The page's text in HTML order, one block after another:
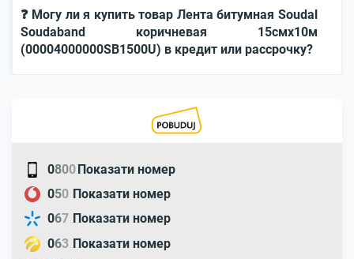
❓ Могу ли я купить товар Лента битумная Soudal
Soudaband коричневая 15смx10м
(00004000000SB1500U) в кредит или рассрочку?
0800Показати номер
050 Показати номер
067 Показати номер
063 Показати номер